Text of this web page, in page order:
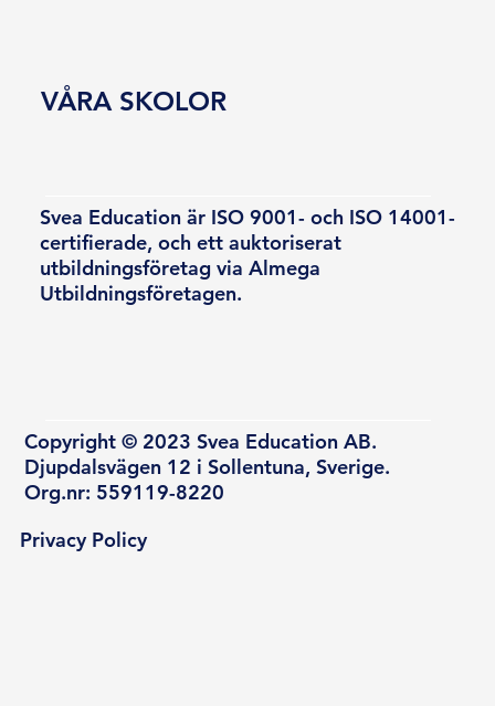
Svea Education är ISO 9001- och ISO 14001-
certifierade, och ett auktoriserat
utbildningsföretag via Almega
Utbildningsföretagen.
Copyright © 2023 Svea Education AB.
Djupdalsvägen 12 i Sollentuna, Sverige.
Org.nr: 559119-8220
VÅRA SKOLOR
Privacy Policy